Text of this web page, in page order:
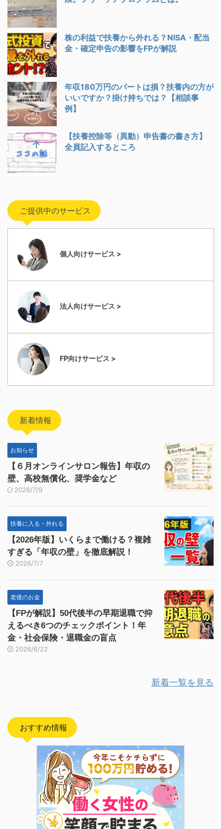
株の利益で扶養から外れる？NISA・配当
金・確定申告の影響をFPが解説
年収180万円のパートは損？扶養内の方が
いいですか？掛け持ちでは？【相談事
例】
【扶養控除等（異動）申告書の書き方】
全員記入するところ
ご提供中のサービス
個人向けサービス >
法人向けサービス >
FP向けサービス >
新着情報
お知らせ
【６月オンラインサロン報告】年収の
壁、高校無償化、奨学金など
2026/7/9
扶養に入る・外れる
【2026年版】いくらまで働ける？複雑
すぎる「年収の壁」を徹底解説！
2026/7/7
老後のお金
【FPが解説】50代後半の早期退職で抑
えるべき6つのチェックポイント！年
金・社会保険・退職金の盲点
2026/6/22
新着一覧を見る
おすすめ情報